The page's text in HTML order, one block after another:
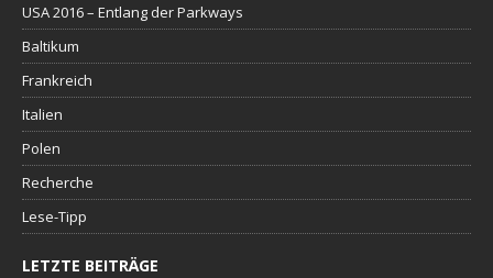
USA 2016 – Entlang der Parkways
Baltikum
Frankreich
Italien
Polen
Recherche
Lese-Tipp
LETZTE BEITRÄGE